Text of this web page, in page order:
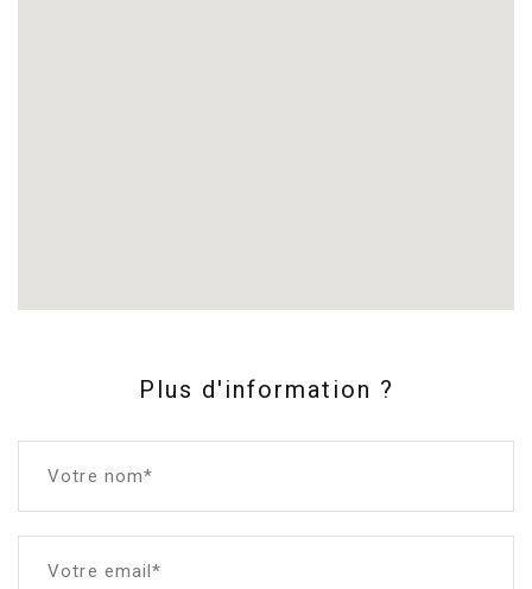
Plus d'information ?
Votre nom*
Votre email*